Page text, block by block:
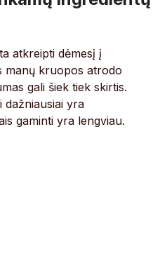
atkreipti dėmesį į
manų kruopos atrodo
gali šiek tiek skirtis.
dažniausiai yra
gaminti yra lengviau.